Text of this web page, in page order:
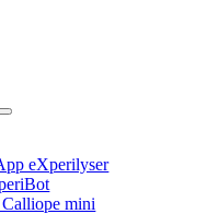
eXperilyser
mini